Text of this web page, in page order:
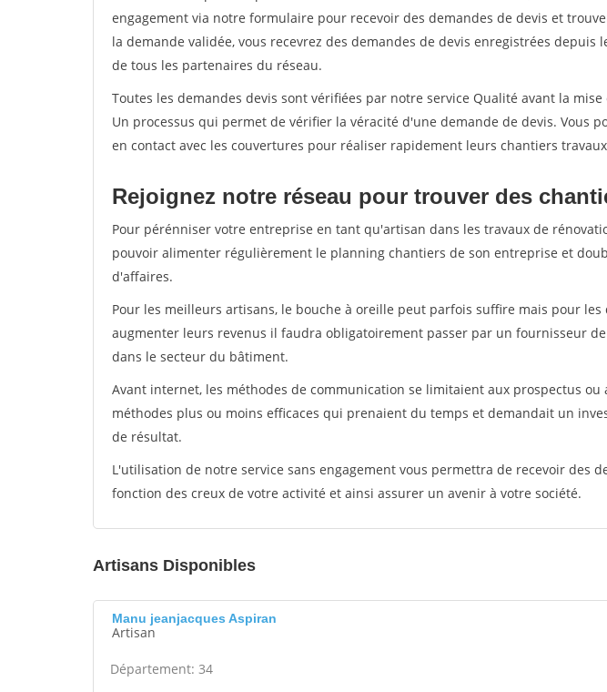
engagement via notre formulaire pour recevoir des demandes de devis et
la demande validée, vous recevrez des demandes de devis enregistrées depuis
de tous les partenaires du réseau.
Toutes les demandes devis sont vérifiées par notre service Qualité avant la
Un processus qui permet de vérifier la véracité d'une demande de devis. Vous
en contact avec les couvertures pour réaliser rapidement leurs chantiers
Rejoignez notre réseau pour trouver des
Pour pérénniser votre entreprise en tant qu'artisan dans les travaux de
pouvoir alimenter régulièrement le planning chantiers de son entreprise et
d'affaires.
Pour les meilleurs artisans, le bouche à oreille peut parfois suffire mais pour
augmenter leurs revenus il faudra obligatoirement passer par un fournisseur
dans le secteur du bâtiment.
Avant internet, les méthodes de communication se limitaient aux prospectus ou
méthodes plus ou moins efficaces qui prenaient du temps et demandait un
de résultat.
L'utilisation de notre service sans engagement vous permettra de recevoir des
fonction des creux de votre activité et ainsi assurer un avenir à votre société.
Artisans Disponibles
Manu jeanjacques Aspiran
Artisan
Département: 34